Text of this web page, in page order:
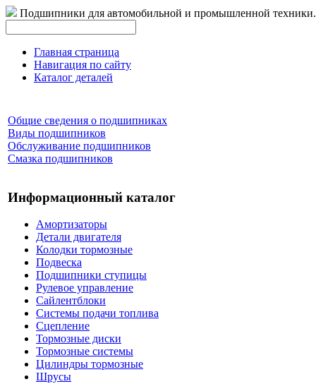
Подшипники для автомобильной и промышленной техники.
Главная страница
Навигация по сайту
Каталог деталей
Общие сведения о подшипниках
Виды подшипников
Обслуживание подшипников
Смазка подшипников
Информационный каталог
Амортизаторы
Детали двигателя
Колодки тормозные
Подвеска
Подшипники ступицы
Рулевое управление
Сайлентблоки
Системы подачи топлива
Сцепление
Тормозные диски
Тормозные системы
Цилиндры тормозные
Шрусы